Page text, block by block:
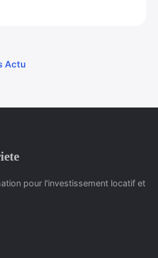
Actu
pour l'investissement locatif et